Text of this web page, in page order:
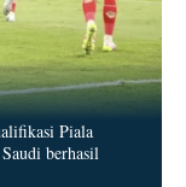
Piala
berhasil